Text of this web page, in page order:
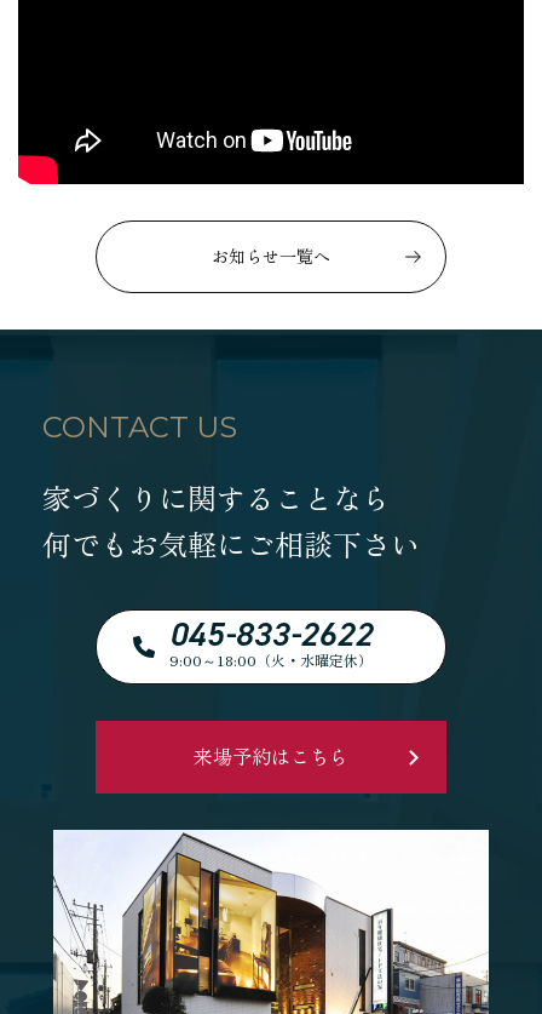
お知らせ一覧へ
CONTACT US
家づくりに関することなら
何でもお気軽にご相談下さい
045-833-2622
9:00～18:00（火・水曜定休）
来場予約はこちら